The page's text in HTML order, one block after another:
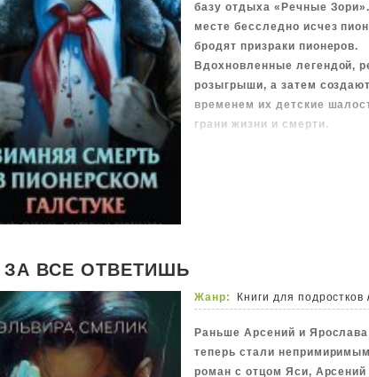
базу отдыха «Речные
месте бесследно исчез
бродят призраки пионеров.
Вдохновленные легендой,
розыгрыши, а затем
временем их детские
грани жизни и смерти.
ВСЕ ОТВЕТИШЬ
Жанр: Книги для подростков
Раньше Арсений и
теперь стали
роман с отцом Яси, Арсений